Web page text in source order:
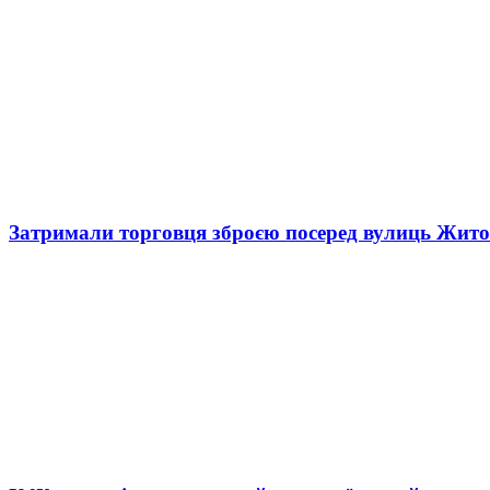
Затримали торговця зброєю посеред вулиць